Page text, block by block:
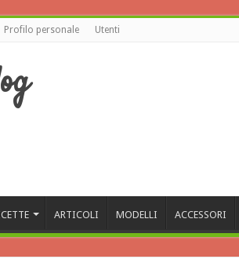
Profilo personale Utenti
ARTICOLI MODELLI ACCESSORI